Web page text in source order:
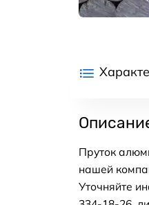
Пруток
нашей
Уточняйте